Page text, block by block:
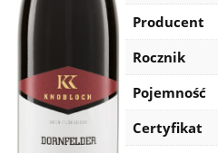
Producent
Rocznik
Pojemność
Certyfikat